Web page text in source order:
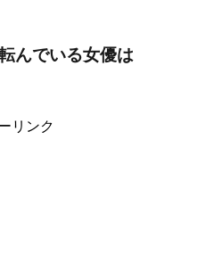
んでいる女優は
リンク